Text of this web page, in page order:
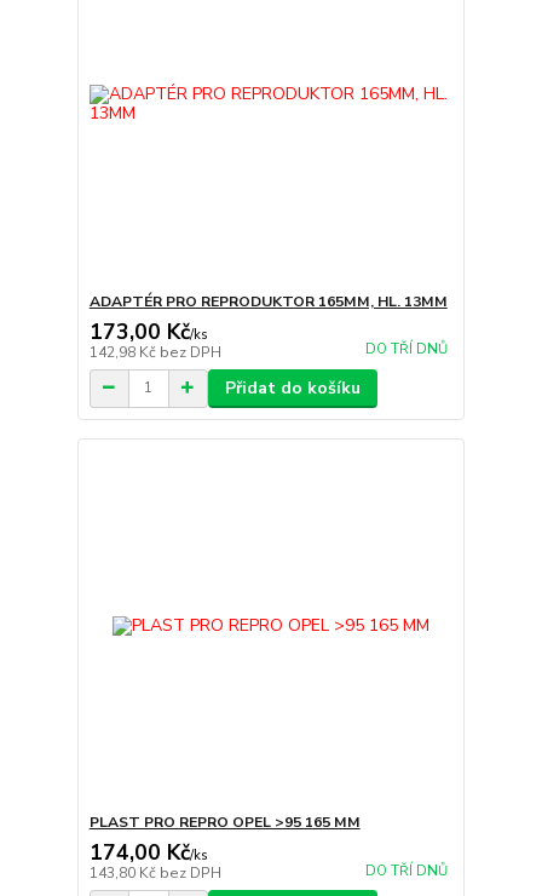
ADAPTÉR PRO REPRODUKTOR 165MM, HL. 13MM
173,00 Kč/ks
142,98 Kč bez DPH DO TŘÍ DNŮ
Přidat do košíku
PLAST PRO REPRO OPEL >95 165 MM
174,00 Kč/ks
143,80 Kč bez DPH DO TŘÍ DNŮ